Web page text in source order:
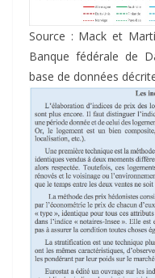
Source : Mack et
Banque fédérale de
base de données